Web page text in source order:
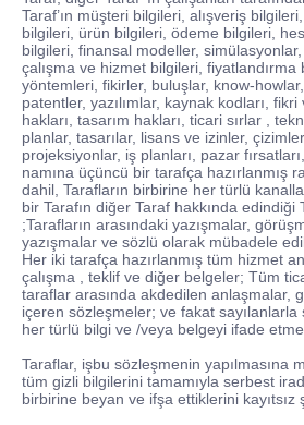
Taraf’ın müşteri bilgileri, alışveriş
bilgileri, ürün bilgileri, ödeme bilgileri,
bilgileri, finansal modeller,
çalışma ve hizmet bilgileri, fiyatlandırma
yöntemleri, fikirler, buluşlar, know-
patentler, yazılımlar, kaynak kodları,
hakları, tasarım hakları, ticari sırlar ,
planlar, tasarılar, lisans ve izinler,
projeksiyonlar, iş planları, pazar
namına üçüncü bir tarafça hazırlanmış
dahil, Tarafların birbirine her türlü kanalla
bir Tarafın diğer Taraf hakkında edindiği
;Tarafların arasındaki yazışmalar,
yazışmalar ve sözlü olarak mübadele
Her iki tarafça hazırlanmış tüm hizmet
çalışma , teklif ve diğer belgeler; Tüm
taraflar arasında akdedilen anlaşmalar,
içeren sözleşmeler; ve fakat sayılanlarla
her türlü bilgi ve /veya belgeyi ifade
Taraflar, işbu sözleşmenin yapılmasına
tüm gizli bilgilerini tamamıyla serbest
birbirine beyan ve ifşa ettiklerini kayıtsız